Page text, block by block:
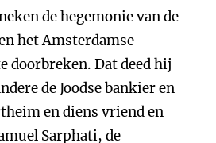
de hegemonie van de
het Amsterdamse
doorbreken. Dat deed hij
de Joodse bankier en
en diens vriend en
Sarphati, de